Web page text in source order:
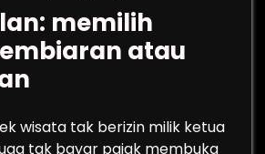
memilih
atau
wisata tak berizin milik ketua
tak bayar pajak membuka